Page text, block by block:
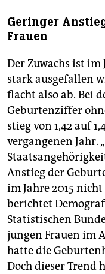
Geringer
Frauen
Der Zuwachs ist im
stark ausgefallen
flacht also ab. Bei
Geburtenziffer
stieg von 1,42 auf
vergangenen Jahr.
Anstieg der
im Jahre 2015
berichtet
Statistischen
jungen Frauen im
hatte die
Doch dieser Trend